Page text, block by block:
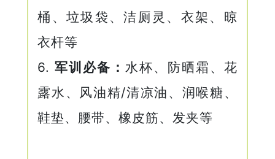
桶、垃圾袋、洁厕灵、衣架、晾
衣杆等
6.军训必备： 水杯、防晒霜、花
露水、风油精/清凉油、润喉糖、
鞋垫、腰带、橡皮筋、发夹等